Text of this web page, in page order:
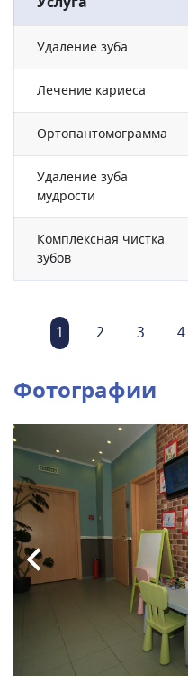
Удаление зуба
Лечение кариеса
Ортопантомограмма
Удаление зуба
мудрости
Комплексная чистка
зубов
1 2 3 4
Фотографии